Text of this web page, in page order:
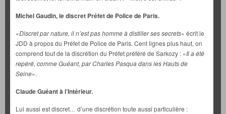
Michel Gaudin, le discret Préfet de Police de Paris.
«Discret par nature, il n’est pas homme à distiller ses secrets» écrit le
JDD à propos du Préfet de Police de Paris. Cent lignes plus haut, on
comprend tout de la discrétion du Préfet préféré de Sarkozy : «Il a été
repéré, comme Guéant, par Charles Pasqua dans les Hauts de
Seine».
Claude Guéant à l’Intérieur.
Lui aussi est discret… d’une discrétion toute aussi particulière :